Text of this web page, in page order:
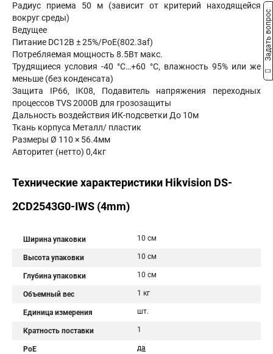
Радиус приема 50 м (зависит от критерий находящейся
вокруг среды)
Ведущее
Питание DC12В ± 25%/PoE(802.3af)
Потребляемая мощность 8.5Вт макс.
Трудящиеся условия -40 °C…+60 °C, влажность 95% или же
меньше (без конденсата)
Защита IP66, IK08, Подавитель напряжения переходных
процессов TVS 2000В для грозозащиты
Дальность воздействия ИК-подсветки До 10м
Ткань корпуса Металл/ пластик
Размеры Ø 110 × 56.4мм
Авторитет (нетто) 0,4кг
Технические характеристики Hikvision DS-
2CD2543G0-IWS (4mm)
Ширина упаковки 10 см
Высота упаковки 10 см
Глубина упаковки 10 см
Объемный вес 1 кг
Единица измерения шт.
Кратность поставки 1
PoE да
Задать вопрос